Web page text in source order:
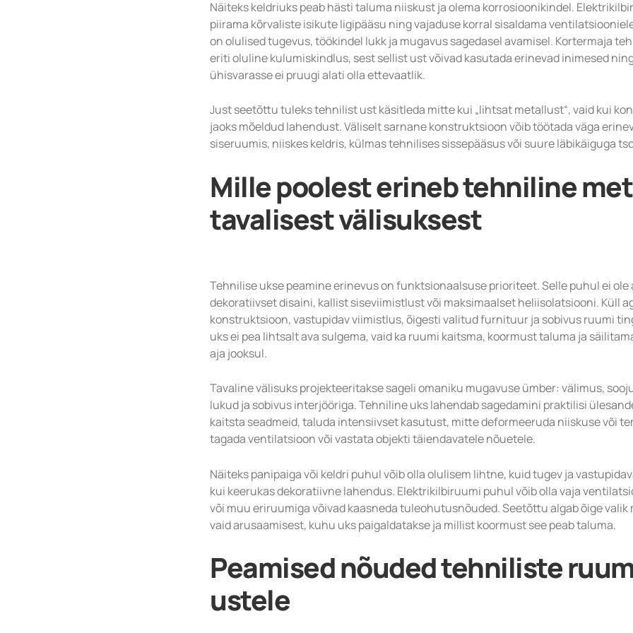
Näiteks keldriuks peab hästi taluma niiskust ja olema korrosioonikindel.
piirama kõrvaliste isikute ligipääsu ning vajaduse korral sisaldama
on olulised tugevus, töökindel lukk ja mugavus sagedasel avamisel. Kortermaja
eriti oluline kulumiskindlus, sest sellist ust võivad kasutada erinevad inimesed
ühisvarasse ei pruugi alati olla ettevaatlik.
Just seetõttu tuleks tehnilist ust käsitleda mitte kui „lihtsat metallust“, vaid kui
jaoks mõeldud lahendust. Väliselt sarnane konstruktsioon võib töötada väga
siseruumis, niiskes keldris, külmas tehnilises sissepääsus või suure läbikäiguga
Mille poolest erineb tehniline
tavalisest välisuksest
Tehnilise ukse peamine erinevus on funktsionaalsuse prioriteet. Selle puhul ei ole
dekoratiivset disaini, kallist siseviimistlust või maksimaalset heliisolatsiooni. Küll
konstruktsioon, vastupidav viimistlus, õigesti valitud furnituur ja sobivus ruumi
uks ei pea lihtsalt ava sulgema, vaid ka ruumi kaitsma, koormust taluma ja
aja jooksul.
Tavaline välisuks projekteeritakse sageli omaniku mugavuse ümber: välimus,
lukud ja sobivus interjööriga. Tehniline uks lahendab sagedamini praktilisi
kaitsta seadmeid, taluda intensiivset kasutust, mitte deformeeruda niiskuse või
tagada ventilatsioon või vastata objekti täiendavatele nõuetele.
Näiteks panipaiga või keldri puhul võib olla olulisem lihtne, kuid tugev ja
kui keerukas dekoratiivne lahendus. Elektrikilbiruumi puhul võib olla vaja
või muu eriruumiga võivad kaasneda tuleohutusnõuded. Seetõttu algab õige
vaid arusaamisest, kuhu uks paigaldatakse ja millist koormust see peab taluma.
Peamised nõuded tehniliste
ustele